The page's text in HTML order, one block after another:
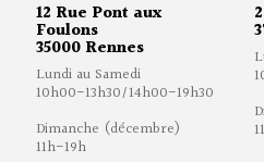
12 Rue Pont aux
Foulons
35000 Rennes
Lundi au Samedi
10h00-13h30/14h00-19h30
Dimanche (décembre)
11h-19h